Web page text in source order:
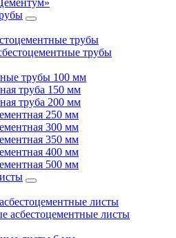
трубы
трубы
трубы 100 мм
труба 150 мм
труба 200 мм
250 мм
300 мм
350 мм
400 мм
500 мм
листы
асбестоцементные листы